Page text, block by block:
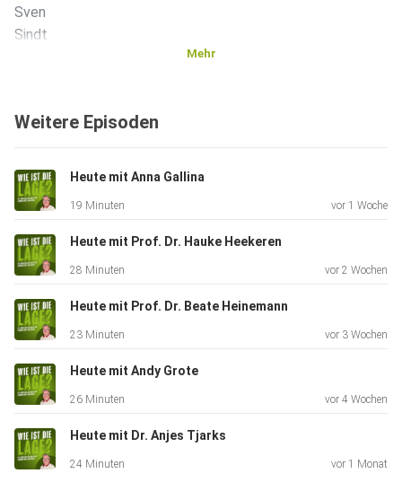
Sven
Sindt
Mehr
Weitere Episoden
Heute mit Anna Gallina
19 Minuten vor 1 Woche
Heute mit Prof. Dr. Hauke Heekeren
28 Minuten vor 2 Wochen
Heute mit Prof. Dr. Beate Heinemann
23 Minuten vor 3 Wochen
Heute mit Andy Grote
26 Minuten vor 4 Wochen
Heute mit Dr. Anjes Tjarks
24 Minuten vor 1 Monat